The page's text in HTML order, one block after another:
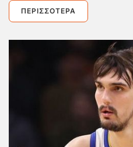
ΠΕΡΙΣΣΌΤΕΡΑ